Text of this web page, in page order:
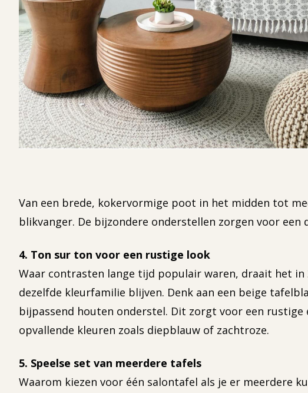
Van een brede, kokervormige poot in het midden tot
blikvanger. De bijzondere onderstellen zorgen voor
4. Ton sur ton voor een rustige look
Waar contrasten lange tijd populair waren, draait het
dezelfde kleurfamilie blijven. Denk aan een beige
bijpassend houten onderstel. Dit zorgt voor een
opvallende kleuren zoals diepblauw of zachtroze.
5. Speelse set van meerdere tafels
Waarom kiezen voor één salontafel als je er meerdere